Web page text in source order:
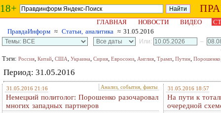
18+
ГЛАВНАЯ НОВОСТИ ВИДЕО
ПравдаИнформ ≈ Статьи, аналитика ≈ 31.05.2016
Или:
–
Тэги: Россия, Китай, США, Украина, Сирия, Евросоюз, Англия, Трамп, Путин, Порошенко
Период: 31.05.2016
31.05.2016 21:16 Анализ, события, факты
Немецкий политолог: Порошенко разочаровал
многих западных партнеров
31.05.2016 18:57
На пути к
очередной